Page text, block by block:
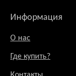
Информация
О нас
Где купить?